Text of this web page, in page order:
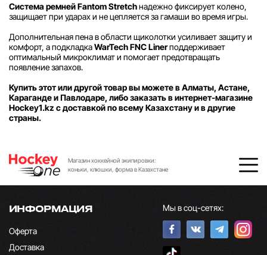
Система ремней Fantom Stretchнадежно фиксирует колено,
защищает при ударах и не цепляется за гамаши во время игры.
Дополнительная пена в области щиколотки усиливает защиту и
комфорт, а подкладкаWarTech FNC Linerподдерживает
оптимальный микроклимат и помогает предотвращать
появление запахов.
Купить этот или другой товар вы можете в Алматы, Астане,
Караганде и Павлодаре, либо заказать в интернет-магазине
Hockey1.kz с доставкой по всему Казахстану и в другие
страны.
Магазин хоккейной экипировки:
коньки, клюшки, форма в Казахстане
ИНФОРМАЦИЯ
Оферта
Доставка
Мы в соц-сетях: